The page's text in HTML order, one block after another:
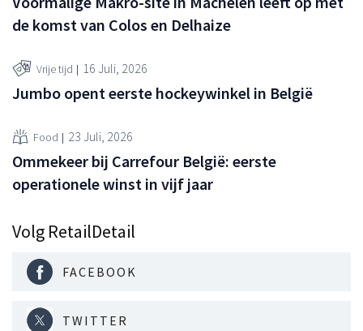
de komst van Colos en Delhaize
Vrije tijd 16 Juli, 2026
Jumbo opent eerste hockeywinkel in België
Food 23 Juli, 2026
Ommekeer bij Carrefour België: eerste
operationele winst in vijf jaar
Volg RetailDetail
FACEBOOK
TWITTER